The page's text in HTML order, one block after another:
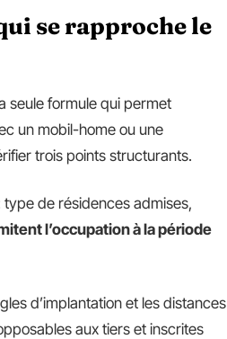
se rapproche le
seule formule qui permet
un mobil-home ou une
trois points structurants.
de résidences admises,
l’occupation à la période
d’implantation et les distances
aux tiers et inscrites